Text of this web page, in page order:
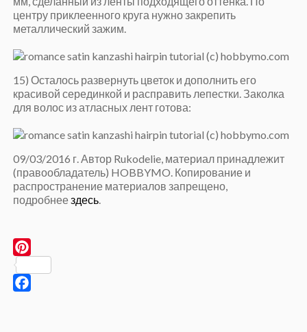
центру приклеенного круга нужно закрепить
металлический зажим.
15) Осталось развернуть цветок и дополнить его
красивой серединкой и расправить лепестки. Заколка
для волос из атласных лент готова:
09/03/2016 г. Автор Rukodelie, материал принадлежит
(правообладатель) HOBBYMO. Копирование и
распространение материалов запрещено,
подробнеездесь.